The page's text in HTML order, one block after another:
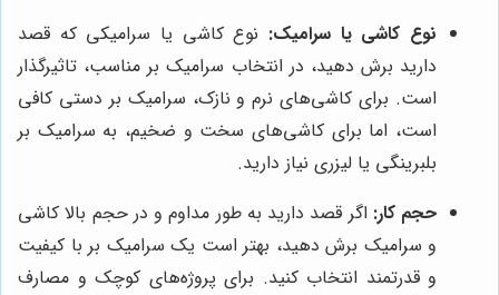
نوع کاشی یا سرامیک: نوع کاشی یا سرامیکی که قصد
دارید برش دهید، در انتخاب سرامیک بر مناسب، تاثیرگذار
است. برای کاشی‌های نرم و نازک، سرامیک بر دستی کافی
است، اما برای کاشی‌های سخت و ضخیم، به سرامیک بر
بلبرینگی یا لیزری نیاز دارید.
حجم کار: اگر قصد دارید به طور مداوم و در حجم بالا کاشی
و سرامیک برش دهید، بهتر است یک سرامیک بر با کیفیت
و قدرتمند انتخاب کنید. برای پروژه‌های کوچک و مصارف